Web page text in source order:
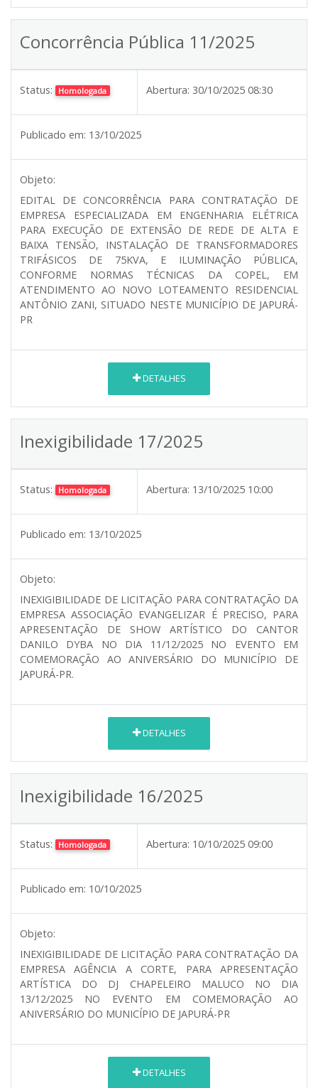
Concorrência Pública 11/2025
Status: Homologada Abertura: 30/10/2025 08:30
Publicado em: 13/10/2025
Objeto:
EDITAL DE CONCORRÊNCIA PARA CONTRATAÇÃO DE
EMPRESA ESPECIALIZADA EM ENGENHARIA ELÉTRICA
PARA EXECUÇÃO DE EXTENSÃO DE REDE DE ALTA E
BAIXA TENSÃO, INSTALAÇÃO DE TRANSFORMADORES
TRIFÁSICOS DE 75KVA, E ILUMINAÇÃO PÚBLICA,
CONFORME NORMAS TÉCNICAS DA COPEL, EM
ATENDIMENTO AO NOVO LOTEAMENTO RESIDENCIAL
ANTÔNIO ZANI, SITUADO NESTE MUNICÍPIO DE JAPURÁ-
PR
DETALHES
Inexigibilidade 17/2025
Status: Homologada Abertura: 13/10/2025 10:00
Publicado em: 13/10/2025
Objeto:
INEXIGIBILIDADE DE LICITAÇÃO PARA CONTRATAÇÃO DA
EMPRESA ASSOCIAÇÃO EVANGELIZAR É PRECISO, PARA
APRESENTAÇÃO DE SHOW ARTÍSTICO DO CANTOR
DANILO DYBA NO DIA 11/12/2025 NO EVENTO EM
COMEMORAÇÃO AO ANIVERSÁRIO DO MUNICÍPIO DE
JAPURÁ-PR.
DETALHES
Inexigibilidade 16/2025
Status: Homologada Abertura: 10/10/2025 09:00
Publicado em: 10/10/2025
Objeto:
INEXIGIBILIDADE DE LICITAÇÃO PARA CONTRATAÇÃO DA
EMPRESA AGÊNCIA A CORTE, PARA APRESENTAÇÃO
ARTÍSTICA DO DJ CHAPELEIRO MALUCO NO DIA
13/12/2025 NO EVENTO EM COMEMORAÇÃO AO
ANIVERSÁRIO DO MUNICÍPIO DE JAPURÁ-PR
DETALHES